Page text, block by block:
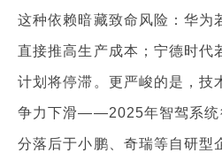
这种依赖暗藏致命风险：华为
直接推高生产成本；宁德时代
计划将停滞。更严峻的是，技
争力下滑——2025年智驾系统
分落后于小鹏、奇瑞等自研型